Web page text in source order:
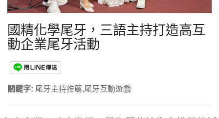
國精化學尾牙，三語主持打造高互
動企業尾牙活動
關鍵字: 尾牙主持推薦,尾牙互動遊戲